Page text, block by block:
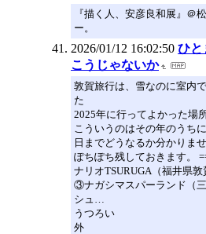
『描く人、安彦良和展』
ー。
2026/01/12 16:02:50 ひと
こうじゃないか
敦賀旅行は、雪なのに室内
た
2025年に行ってよかった場
こういうのはその年のうち
日までどうなるか分かりま
ぽちぽち残しておきます。
ナリオTSURUGA（福井県
③ナガシマスパーランド（
シュ…
うつろい
外